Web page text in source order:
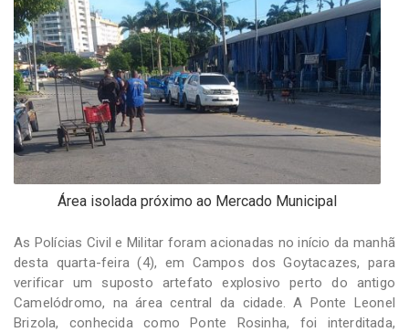
Área isolada próximo ao Mercado Municipal
As Polícias Civil e Militar foram acionadas no início da manhã
desta quarta-feira (4), em Campos dos Goytacazes, para
verificar um suposto artefato explosivo perto do antigo
Camelódromo, na área central da cidade. A Ponte Leonel
Brizola, conhecida como Ponte Rosinha, foi interditada,